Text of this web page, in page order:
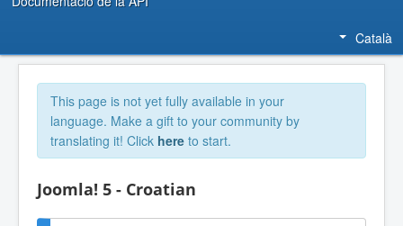
Català
This page is not yet fully available in your
language. Make a gift to your community by
translating it! Click here to start.
Joomla! 5 - Croatian